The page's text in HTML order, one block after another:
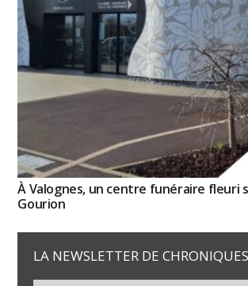
À Valognes, un centre funéraire fleuri
Gourion
LA NEWSLETTER DE